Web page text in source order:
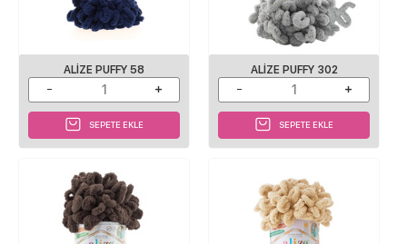
ALIZE PUFFY 58
SEPETE EKLE
ALIZE PUFFY 302
SEPETE EKLE